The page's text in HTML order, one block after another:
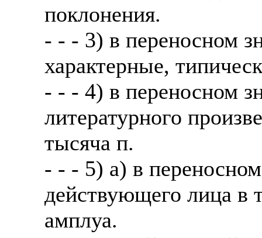
поклонения.
- - - 3) в переносном
характерные,
- - - 4) в переносном
литературного
тысяча п.
- - - 5) а) в
действующего лица в
амплуа.